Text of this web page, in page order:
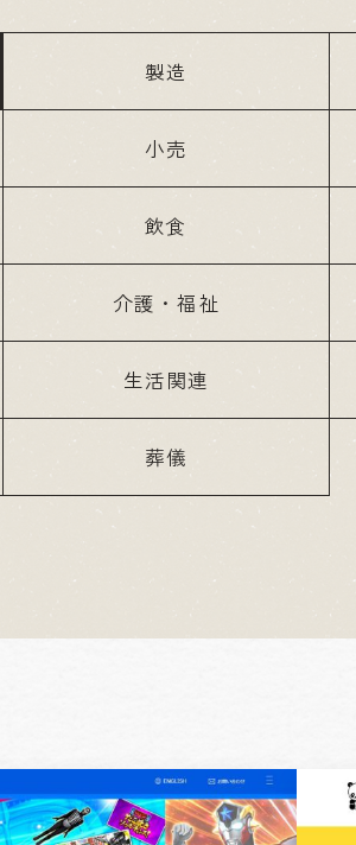
製造
小売
飲食
介護・福祉
生活関連
葬儀